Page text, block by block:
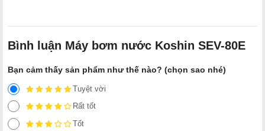
Bình luận Máy bơm nước Koshin SEV-80E
Bạn cảm thấy sản phẩm như thế nào? (chọn sao nhé)
Tuyệt vời
Rất tốt
Tốt